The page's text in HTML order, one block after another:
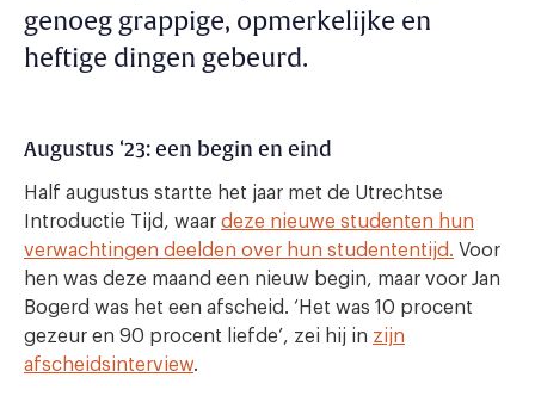
genoeg grappige, opmerkelijke en
heftige dingen gebeurd.
Augustus ‘23: een begin en eind
Half augustus startte het jaar met de Utrechtse
Introductie Tijd, waar deze nieuwe studenten hun
verwachtingen deelden over hun studententijd. Voor
hen was deze maand een nieuw begin, maar voor Jan
Bogerd was het een afscheid. ‘Het was 10 procent
gezeur en 90 procent liefde’, zei hij in zijn
afscheidsinterview.